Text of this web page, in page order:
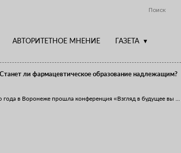
Поиск
АВТОРИТЕТНОЕ МНЕНИЕ ГАЗЕТА
Станет ли фармацевтическое образование надлежащим?
года в Воронеже прошла конференция «Взгляд в будущее вы